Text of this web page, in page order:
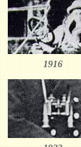
1916